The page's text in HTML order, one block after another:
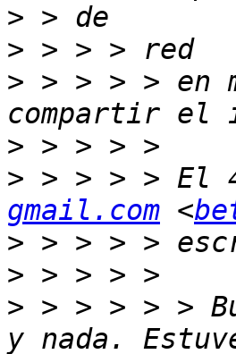
>
>
> > > > > en
>
> > > > > El
gmail.com <
>
>
> > > > > >